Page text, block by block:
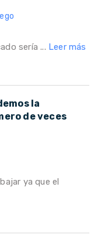
sería ... Leer más
la
de veces
ya que el